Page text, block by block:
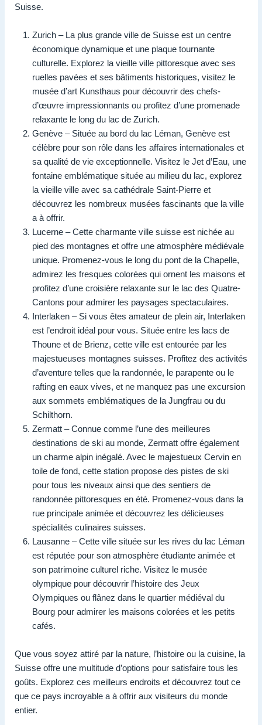
Suisse.
Zurich – La plus grande ville de Suisse est un centre
économique dynamique et une plaque tournante
culturelle. Explorez la vieille ville pittoresque avec ses
ruelles pavées et ses bâtiments historiques, visitez le
musée d’art Kunsthaus pour découvrir des chefs-
d’œuvre impressionnants ou profitez d’une promenade
relaxante le long du lac de Zurich.
Genève – Située au bord du lac Léman, Genève est
célèbre pour son rôle dans les affaires internationales et
sa qualité de vie exceptionnelle. Visitez le Jet d’Eau, une
fontaine emblématique située au milieu du lac, explorez
la vieille ville avec sa cathédrale Saint-Pierre et
découvrez les nombreux musées fascinants que la ville
a à offrir.
Lucerne – Cette charmante ville suisse est nichée au
pied des montagnes et offre une atmosphère médiévale
unique. Promenez-vous le long du pont de la Chapelle,
admirez les fresques colorées qui ornent les maisons et
profitez d’une croisière relaxante sur le lac des Quatre-
Cantons pour admirer les paysages spectaculaires.
Interlaken – Si vous êtes amateur de plein air, Interlaken
est l’endroit idéal pour vous. Située entre les lacs de
Thoune et de Brienz, cette ville est entourée par les
majestueuses montagnes suisses. Profitez des activités
d’aventure telles que la randonnée, le parapente ou le
rafting en eaux vives, et ne manquez pas une excursion
aux sommets emblématiques de la Jungfrau ou du
Schilthorn.
Zermatt – Connue comme l’une des meilleures
destinations de ski au monde, Zermatt offre également
un charme alpin inégalé. Avec le majestueux Cervin en
toile de fond, cette station propose des pistes de ski
pour tous les niveaux ainsi que des sentiers de
randonnée pittoresques en été. Promenez-vous dans la
rue principale animée et découvrez les délicieuses
spécialités culinaires suisses.
Lausanne – Cette ville située sur les rives du lac Léman
est réputée pour son atmosphère étudiante animée et
son patrimoine culturel riche. Visitez le musée
olympique pour découvrir l’histoire des Jeux
Olympiques ou flânez dans le quartier médiéval du
Bourg pour admirer les maisons colorées et les petits
cafés.
Que vous soyez attiré par la nature, l’histoire ou la cuisine, la
Suisse offre une multitude d’options pour satisfaire tous les
goûts. Explorez ces meilleurs endroits et découvrez tout ce
que ce pays incroyable a à offrir aux visiteurs du monde
entier.